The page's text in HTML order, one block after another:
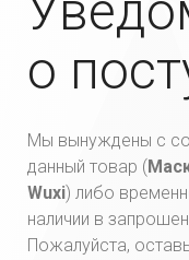
о
Мы вынуждены с
данный товар (
Wuxi) либо
наличии в
Пожалуйста,